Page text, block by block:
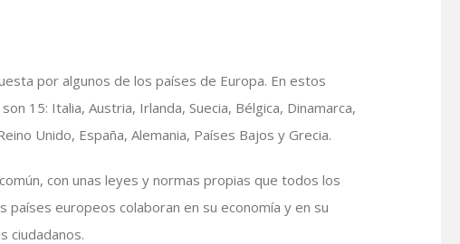
por algunos de los países de Europa. En estos
15: Italia, Austria, Irlanda, Suecia, Bélgica, Dinamarca,
Unido, España, Alemania, Países Bajos y Grecia.
con unas leyes y normas propias que todos los
europeos colaboran en su economía y en su
ciudadanos.